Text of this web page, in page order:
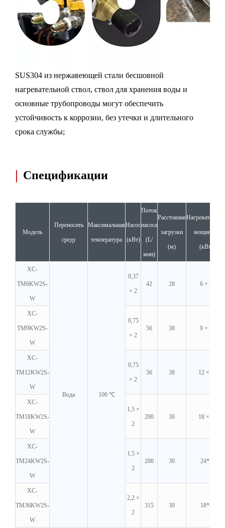
SUS304 из нержавеющей стали бесшовной
нагревательной ствол, ствол для хранения воды и
основные трубопроводы могут обеспечить
устойчивость к коррозии, без утечки и длительного
срока службы;
| Спецификации
Модель
Переносить
среду
Максимальная
температура
Насос
(кВт)
Поток
насоса
(L/
мин)
Расстояние
загрузки
(м)
мощность
(кВт)
XC-
TM6KW2S-
W
Вода 100 ℃
0,37
× 2
42 28 6 × 2
XC-
TM9KW2S-
W
0,75
× 2
56 38 9 × 2
XC-
TM12KW2S-
W
0,75
× 2
56 38 12 × 2
XC-
TM18KW2S-
W
1,5 ×
2
200 30 18 × 2
XC-
TM24KW2S-
W
1,5 ×
2
200 30 24*2
XC-
TM36KW2S-
W
2,2 ×
2
315 30 18*4